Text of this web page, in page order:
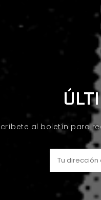
al boletín para